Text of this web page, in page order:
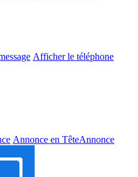
Afficher le téléphone
Annonce en TêteAnnonce